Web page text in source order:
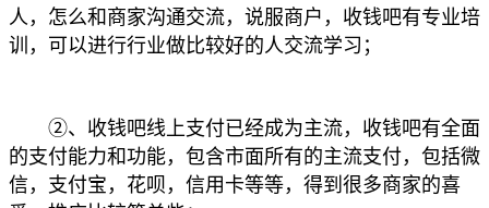
人，怎么和商家沟通交流，说服商户，收钱吧有专业培
训，可以进行行业做比较好的人交流学习；
②、收钱吧线上支付已经成为主流，收钱吧有全面
的支付能力和功能，包含市面所有的主流支付，包括微
信，支付宝，花呗，信用卡等等，得到很多商家的喜